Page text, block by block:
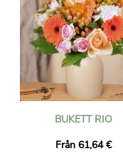
BUKETT RIO
Från 61,64 €